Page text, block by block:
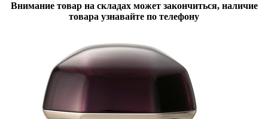
Внимание товар на складах может закончиться, наличие
товара узнавайте по телефону